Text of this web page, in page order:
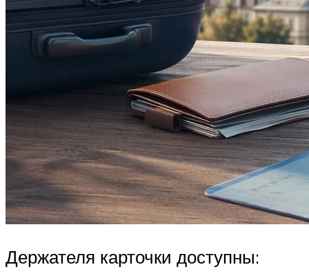
Держателя карточки доступны: